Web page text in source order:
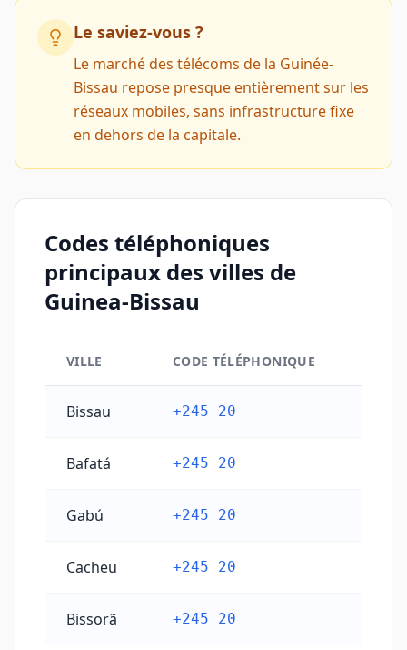
Le saviez-vous ?
Le marché des télécoms de la Guinée-
Bissau repose presque entièrement sur les
réseaux mobiles, sans infrastructure fixe
en dehors de la capitale.
Codes téléphoniques
principaux des villes de
Guinea-Bissau
VILLE CODE TÉLÉPHONIQUE
Bissau +245 20
Bafatá +245 20
Gabú +245 20
Cacheu +245 20
Bissorã +245 20